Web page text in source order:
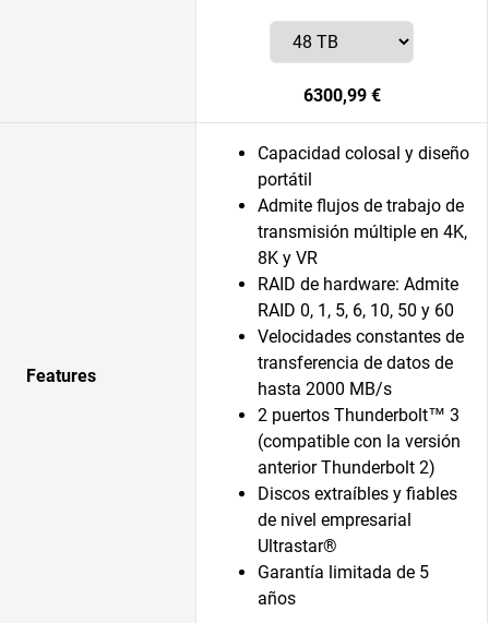
6300,99 €
Features
Capacidad colosal y diseño
portátil
Admite flujos de trabajo de
transmisión múltiple en 4K,
8K y VR
RAID de hardware: Admite
RAID 0, 1, 5, 6, 10, 50 y 60
Velocidades constantes de
transferencia de datos de
hasta 2000 MB/s
2 puertos Thunderbolt™ 3
(compatible con la versión
anterior Thunderbolt 2)
Discos extraíbles y fiables
de nivel empresarial
Ultrastar®
Garantía limitada de 5
años